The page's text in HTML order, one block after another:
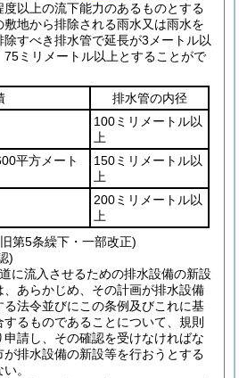
以上の流下能力のあるものとする
敷地から排除される雨水又は雨水を
すべき排水管で延長が3メートル以
ミリメートル以上とすることがで
排水管の内径
100ミリメートル以
上
平方メート
150ミリメートル以
上
200ミリメートル以
上
第5条繰下・一部改正)
)
に流入させるための排水設備の新設
あらかじめ、その計画が排水設備
法令並びにこの条例及びこれに基
るものであることについて、規則
請し、その確認を受けなければな
が排水設備の新設等を行おうとする
。